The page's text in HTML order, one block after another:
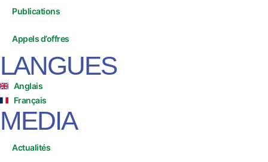
Publications
Appels d’offres
LANGUES
Anglais
Français
MEDIA
Actualités